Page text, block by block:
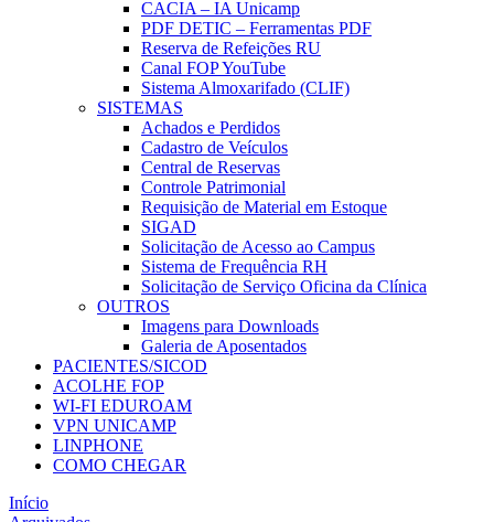
CACIA – IA Unicamp
PDF DETIC – Ferramentas PDF
Reserva de Refeições RU
Canal FOP YouTube
Sistema Almoxarifado (CLIF)
SISTEMAS
Achados e Perdidos
Cadastro de Veículos
Central de Reservas
Controle Patrimonial
Requisição de Material em Estoque
SIGAD
Solicitação de Acesso ao Campus
Sistema de Frequência RH
Solicitação de Serviço Oficina da Clínica
OUTROS
Imagens para Downloads
Galeria de Aposentados
PACIENTES/SICOD
ACOLHE FOP
WI-FI EDUROAM
VPN UNICAMP
LINPHONE
COMO CHEGAR
Início